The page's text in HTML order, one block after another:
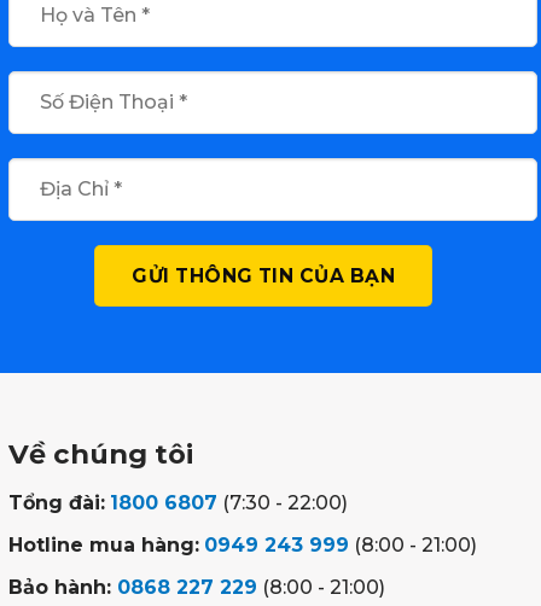
Về chúng tôi
Tổng đài: 1800 6807 (7:30 - 22:00)
Hotline mua hàng: 0949 243 999 (8:00 - 21:00)
Bảo hành: 0868 227 229 (8:00 - 21:00)